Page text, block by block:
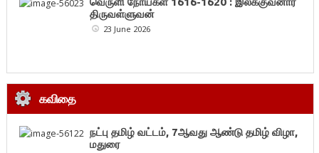
திருவள்ளுவன்
23 June 2026
கவிதை
நட்பு தமிழ் வட்டம், 7ஆவது ஆண்டு தமிழ் விழா,
மதுரை